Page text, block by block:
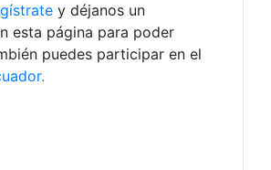
y déjanos un
esta página para poder
puedes participar en el